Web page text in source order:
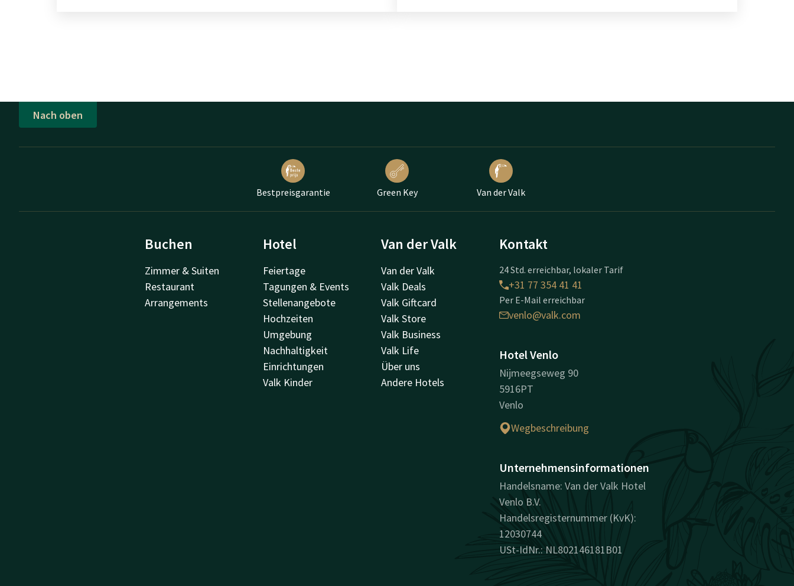
Nach oben
Bestpreisgarantie Green Key Van der Valk
Buchen
Zimmer & Suiten
Restaurant
Arrangements
Hotel
Feiertage
Tagungen & Events
Stellenangebote
Hochzeiten
Umgebung
Nachhaltigkeit
Einrichtungen
Valk Kinder
Van der Valk
Van der Valk
Valk Deals
Valk Giftcard
Valk Store
Valk Business
Valk Life
Über uns
Andere Hotels
Kontakt
24 Std. erreichbar, lokaler Tarif
+31 77 354 41 41
Per E-Mail erreichbar
venlo@valk.com
Hotel Venlo
Nijmeegseweg 90
5916PT
Venlo
Wegbeschreibung
Unternehmensinformationen
Handelsname: Van der Valk Hotel
Venlo B.V.
Handelsregisternummer (KvK):
12030744
USt-IdNr.: NL802146181B01